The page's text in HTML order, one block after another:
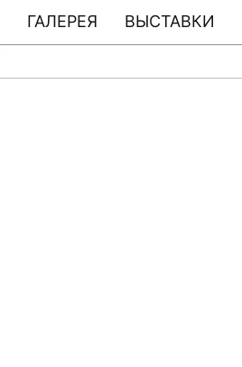
ГАЛЕРЕЯ ВЫСТАВКИ